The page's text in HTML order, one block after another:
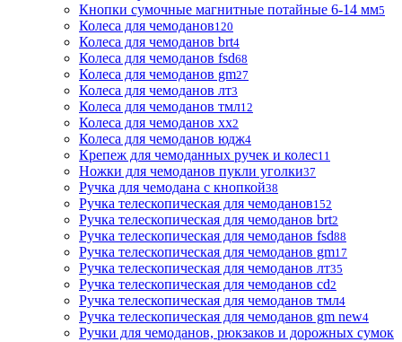
Кнопки сумочные магнитные потайные 6-14 мм5
Колеса для чемоданов120
Колеса для чемоданов brt4
Колеса для чемоданов fsd68
Колеса для чемоданов gm27
Колеса для чемоданов лт3
Колеса для чемоданов тмл12
Колеса для чемоданов хх2
Колеса для чемоданов юдж4
Крепеж для чемоданных ручек и колес11
Ножки для чемоданов пукли уголки37
Ручка для чемодана с кнопкой38
Ручка телескопическая для чемоданов152
Ручка телескопическая для чемоданов brt2
Ручка телескопическая для чемоданов fsd88
Ручка телескопическая для чемоданов gm17
Ручка телескопическая для чемоданов лт35
Ручка телескопическая для чемоданов сd2
Ручка телескопическая для чемоданов тмл4
Ручка телескопическая для чемоданов gm new4
Ручки для чемоданов, рюкзаков и дорожных сумок